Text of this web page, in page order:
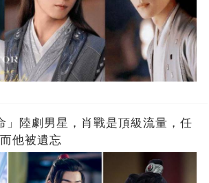
」陸劇男星，肖戰是頂級流量，任
他被遺忘